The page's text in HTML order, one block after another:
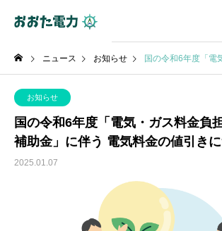
ニュース お知らせ 国の令和6年度「電気・ガス料金負担軽減支援事
お知らせ
国の令和6年度「電気・ガス料金負
補助金」に伴う 電気料金の値引き
2025.01.07